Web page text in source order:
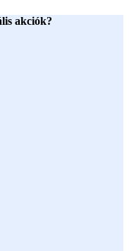
akciók?